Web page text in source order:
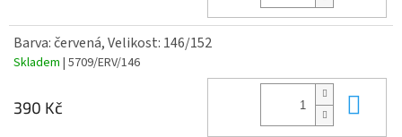
Barva: červená, Velikost: 146/152
Skladem | 5709/ERV/146
390 Kč